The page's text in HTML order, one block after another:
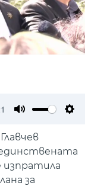
изпратила
за